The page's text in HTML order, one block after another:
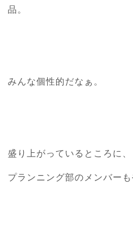
品。
みんな個性的だなぁ。
盛り上がっているところに、
プランニング部のメンバーも